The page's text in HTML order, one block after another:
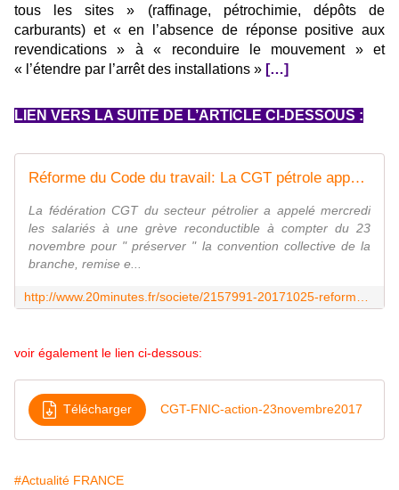
tous les sites » (raffinage, pétrochimie, dépôts de
carburants) et « en l’absence de réponse positive aux
revendications » à « reconduire le mouvement » et
« l’étendre par l’arrêt des installations » […]
LIEN VERS LA SUITE DE L’ARTICLE CI-DESSOUS :
Réforme du Code du travail: La CGT pétrole appelle à la grève à compter du 23 novembre
La fédération CGT du secteur pétrolier a appelé mercredi
les salariés à une grève reconductible à compter du 23
novembre pour " préserver " la convention collective de la
branche, remise e...
voir également le lien ci-dessous:
Télécharger CGT-FNIC-action-23novembre2017
#Actualité FRANCE